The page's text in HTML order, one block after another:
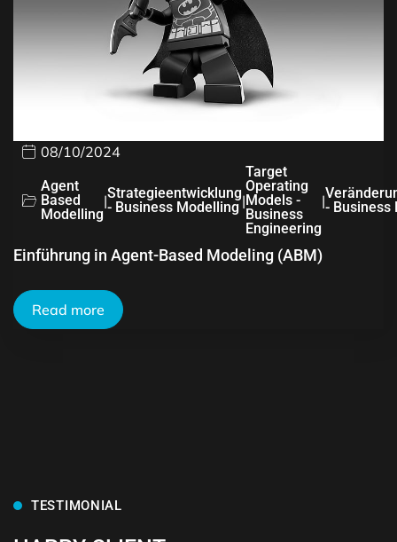
08/10/2024
Agent
Based
Modelling
|Strategieentwicklung
- Business Modelling |
Target
Operating
Models -
Business
Engineering
|- Business
Einführung in Agent-Based Modeling (ABM)
Read more
TESTIMONIAL